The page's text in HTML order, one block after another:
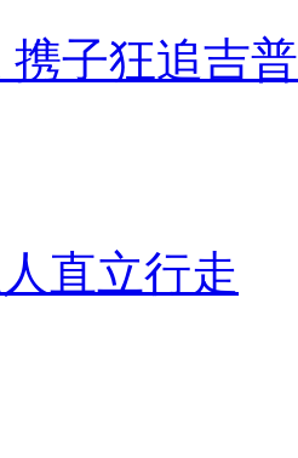
携子狂追吉
直立行走